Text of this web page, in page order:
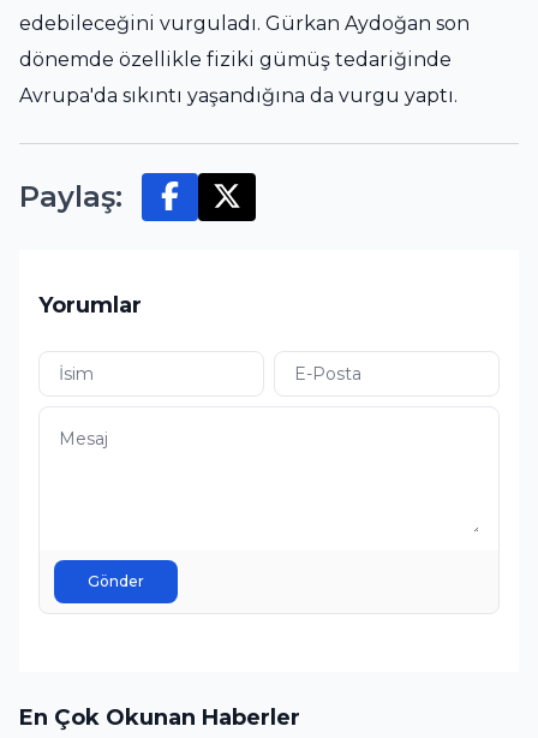
edebileceğini vurguladı. Gürkan Aydoğan son
dönemde özellikle fiziki gümüş tedariğinde
Avrupa'da sıkıntı yaşandığına da vurgu yaptı.
Paylaş:
Yorumlar
İsim E-Posta
Mesaj
Gönder
En Çok Okunan Haberler